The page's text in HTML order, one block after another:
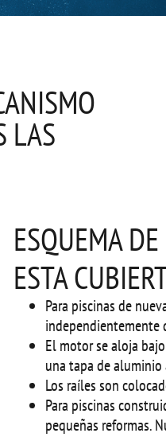
LAS
ESQUEMA
ESTA
Para piscinas de
independientemente
El motor se aloja
una tapa de aluminio
Los raíles son
Para piscinas
pequeñas reformas.